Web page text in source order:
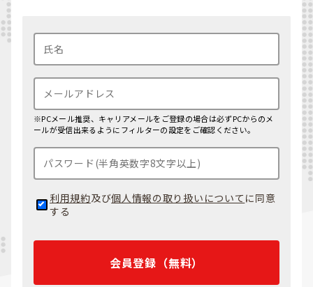
※PCメール推奨、キャリアメールをご登録の場合は必ずPCからのメ
ールが受信出来るようにフィルターの設定をご確認ください。
利用規約及び個人情報の取り扱いについて に同意
する
会員登録（無料）